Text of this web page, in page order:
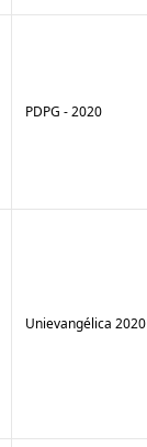
PDPG - 2020
Unievangélica 2020